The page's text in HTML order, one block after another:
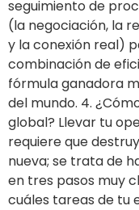
seguimiento de
(la negociación, la
y la conexión real)
combinación de
fórmula ganadora
del mundo. 4.
global? Llevar tu
requiere que
nueva; se trata de
en tres pasos muy
cuáles tareas de tu